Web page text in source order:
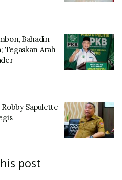
Bahadin
Tegaskan Arah
Sapulette
post